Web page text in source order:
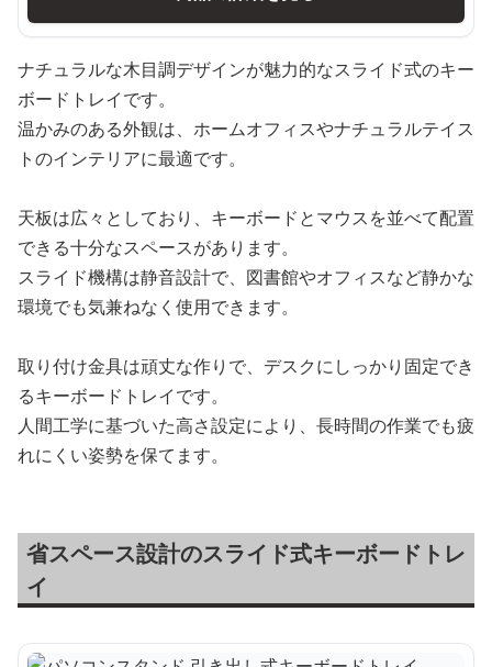
ナチュラルな木目調デザインが魅力的なスライド式のキー
ボードトレイです。
温かみのある外観は、ホームオフィスやナチュラルテイス
トのインテリアに最適です。
天板は広々としており、キーボードとマウスを並べて配置
できる十分なスペースがあります。
スライド機構は静音設計で、図書館やオフィスなど静かな
環境でも気兼ねなく使用できます。
取り付け金具は頑丈な作りで、デスクにしっかり固定でき
るキーボードトレイです。
人間工学に基づいた高さ設定により、長時間の作業でも疲
れにくい姿勢を保てます。
省スペース設計のスライド式キーボードトレ
イ